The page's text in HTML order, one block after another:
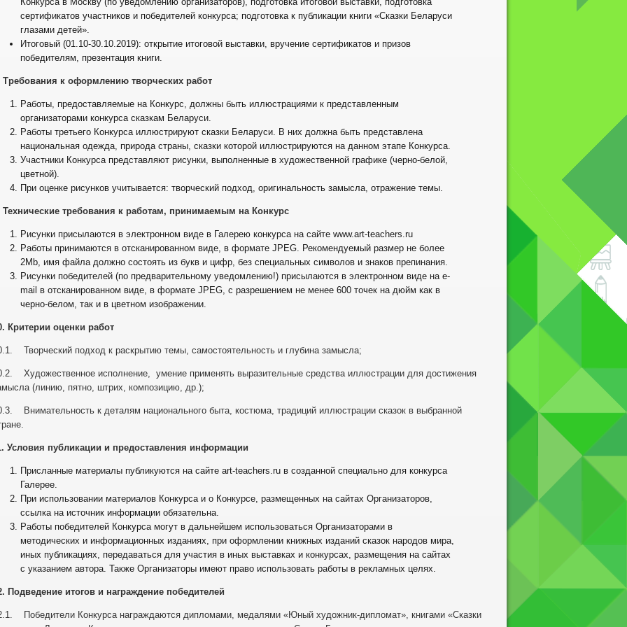
сертификатов участников и победителей конкурса; подготовка к публикации книги «Сказки Беларуси
глазами детей».
Итоговый (01.10-30.10.2019): открытие итоговой выставки, вручение сертификатов и призов
победителям, презентация книги.
Требования к оформлению творческих работ
Работы, предоставляемые на Конкурс, должны быть иллюстрациями к представленным
организаторами конкурса сказкам Беларуси.
Работы третьего Конкурса иллюстрируют сказки Беларуси. В них должна быть представлена
национальная одежда, природа страны, сказки которой иллюстрируются на данном этапе Конкурса.
Участники Конкурса представляют рисунки, выполненные в художественной графике (черно-белой,
цветной).
При оценке рисунков учитывается: творческий подход, оригинальность замысла, отражение темы.
Технические требования к работам, принимаемым на Конкурс
Рисунки присылаются в электронном виде в Галерею конкурса на сайте www.art-teachers.ru
Работы принимаются в отсканированном виде, в формате JPEG. Рекомендуемый размер не более
2Mb, имя файла должно состоять из букв и цифр, без специальных символов и знаков препинания.
Рисунки победителей (по предварительному уведомлению!) присылаются в электронном виде на e-
mail в отсканированном виде, в формате JPEG, с разрешением не менее 600 точек на дюйм как в
черно-белом, так и в цветном изображении.
Критерии оценки работ
Творческий подход к раскрытию темы, самостоятельность и глубина замысла;
Художественное исполнение, умение применять выразительные средства иллюстрации для достижения
(линию, пятно, штрих, композицию, др.);
Внимательность к деталям национального быта, костюма, традиций иллюстрации сказок в выбранной
Условия публикации и предоставления информации
Присланные материалы публикуются на сайте art-teachers.ru в созданной специально для конкурса
Галерее.
При использовании материалов Конкурса и о Конкурсе, размещенных на сайтах Организаторов,
ссылка на источник информации обязательна.
Работы победителей Конкурса могут в дальнейшем использоваться Организаторами в
методических и информационных изданиях, при оформлении книжных изданий сказок народов мира,
иных публикациях, передаваться для участия в иных выставках и конкурсах, размещения на сайтах
с указанием автора. Также Организаторы имеют право использовать работы в рекламных целях.
Подведение итогов и награждение победителей
Победители Конкурса награждаются дипломами, медалями «Юный художник-дипломат», книгами «Сказки